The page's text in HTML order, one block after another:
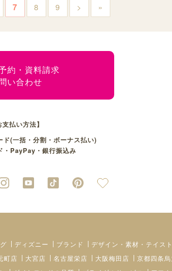
7 8 9 > »
約・資料請求
い合わせ
支払い方法】
ド(一括・分割・ボーナス払い)
・PayPay・銀行振込み
ディズニー ブランド デザイン・素材・テイスト
町店 大宮店 名古屋栄店 大阪梅田店 京都四条